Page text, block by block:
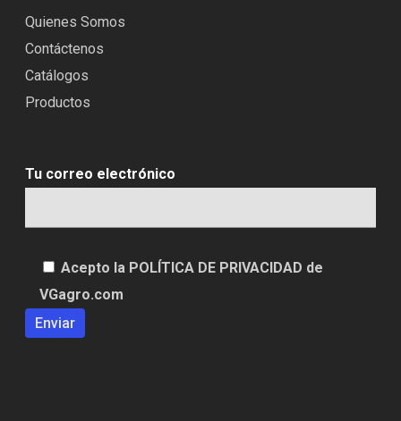
Quienes Somos
Contáctenos
Catálogos
Productos
Tu correo electrónico
Acepto la POLÍTICA DE PRIVACIDAD de
VGagro.com